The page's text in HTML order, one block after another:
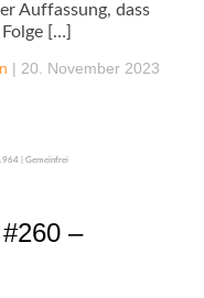
Auffassung, dass
[…]
| 20. November 2023
| Gemeinfrei
–